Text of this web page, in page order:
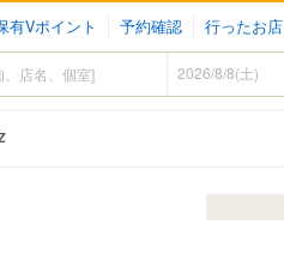
有Vポイント 予約確認 行ったお店